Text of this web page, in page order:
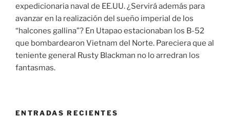
expedicionaria naval de EE.UU. ¿Servirá además para
avanzar en la realización del sueño imperial de los
“halcones gallina”? En Utapao estacionaban los B-52
que bombardearon Vietnam del Norte. Pareciera que al
teniente general Rusty Blackman no lo arredran los
fantasmas.
ENTRADAS RECIENTES